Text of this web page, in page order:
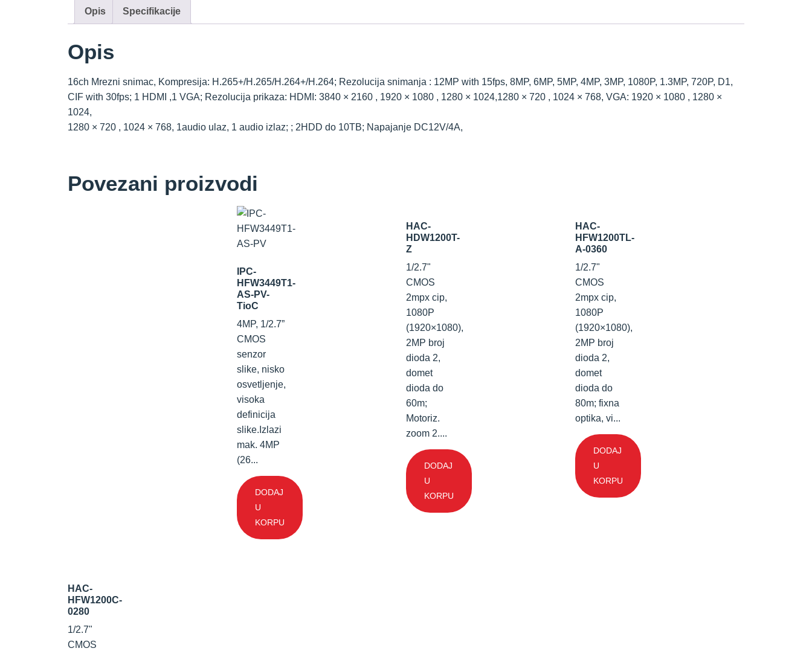
Opis Specifikacije
Opis
16ch Mrezni snimac, Kompresija: H.265+/H.265/H.264+/H.264; Rezolucija snimanja : 12MP with 15fps, 8MP, 6MP, 5MP, 4MP, 3MP, 1080P, 1.3MP, 720P, D1,
CIF with 30fps; 1 HDMI ,1 VGA; Rezolucija prikaza: HDMI: 3840 × 2160 , 1920 × 1080 , 1280 × 1024,1280 × 720 , 1024 × 768, VGA: 1920 × 1080 , 1280 ×
1024,
1280 × 720 , 1024 × 768, 1audio ulaz, 1 audio izlaz; ; 2HDD do 10TB; Napajanje DC12V/4A,
Povezani proizvodi
IPC-
HFW3449T1-
AS-PV-
TioC
4MP, 1/2.7”
CMOS
senzor
slike, nisko
osvetljenje,
visoka
definicija
slike.Izlazi
mak. 4MP
(26...
DODAJ
U
KORPU
HAC-
HDW1200T-
Z
1/2.7"
CMOS
2mpx cip,
1080P
(1920×1080),
2MP broj
dioda 2,
domet
dioda do
60m;
Motoriz.
zoom 2....
DODAJ
U
KORPU
HAC-
HFW1200TL-
A-0360
1/2.7"
CMOS
2mpx cip,
1080P
(1920×1080),
2MP broj
dioda 2,
domet
dioda do
80m; fixna
optika, vi...
DODAJ
U
KORPU
HAC-
HFW1200C-
0280
1/2.7"
CMOS